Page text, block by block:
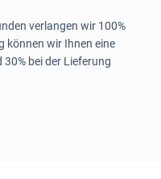
verlangen wir 100%
können wir Ihnen eine
bei der Lieferung